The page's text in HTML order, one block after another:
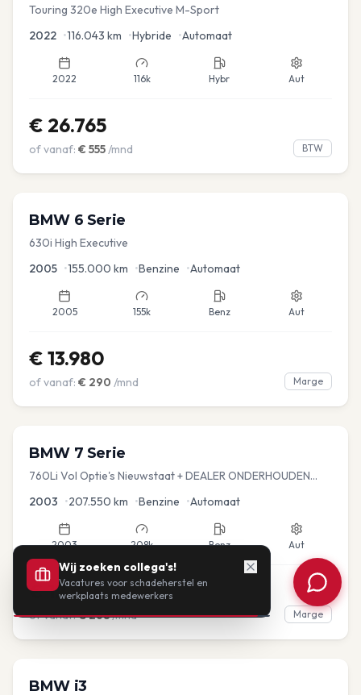
Touring 320e High Executive M-Sport
2022 •116.043 km •Hybride •Automaat
2022 116k Hybr Aut
€ 26.765
of vanaf: € 555 /mnd BTW
BMW 6 Serie
630i High Executive
2005 •155.000 km •Benzine •Automaat
2005 155k Benz Aut
€ 13.980
of vanaf: € 290 /mnd Marge
BMW 7 Serie
760Li Vol Optie's Nieuwstaat + DEALER ONDERHOUDEN
2003 •207.550 km •Benzine •Automaat
2003 208k Benz Aut
€12.925
of vanaf:€268/mnd Marge
BMW i3
Wij zoeken collega's!
Vacatures voor schadeherstel en
werkplaats medewerkers